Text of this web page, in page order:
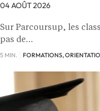
04 AOÛT 2026
Sur Parcoursup, les
pas de…
5 MIN. FORMATIONS,